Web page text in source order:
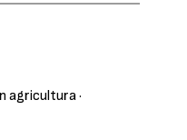
agricultura·